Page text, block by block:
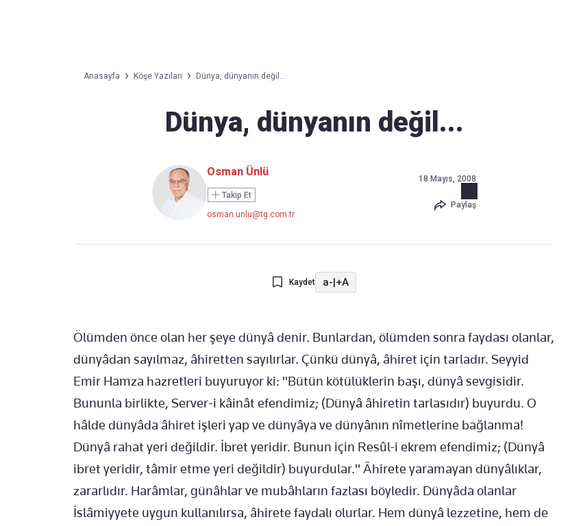
Anasayfa Köşe Yazıları Dünya, dünyanın değil...
Dünya, dünyanın değil...
Osman Ünlü
Takip Et
osman.unlu@tg.com.tr
18 Mayıs, 2008
Paylaş
Kaydet a-|+A
Ölümden önce olan her şeye dünyâ denir. Bunlardan, ölümden sonra faydası olanlar,
dünyâdan sayılmaz, âhiretten sayılırlar. Çünkü dünyâ, âhiret için tarladır. Seyyid
Emir Hamza hazretleri buyuruyor ki: "Bütün kötülüklerin başı, dünyâ sevgisidir.
Bununla birlikte, Server-i kâinât efendimiz; (Dünyâ âhiretin tarlasıdır) buyurdu. O
hâlde dünyâda âhiret işleri yap ve dünyâya ve dünyânın nîmetlerine bağlanma!
Dünyâ rahat yeri değildir. İbret yeridir. Bunun için Resûl-i ekrem efendimiz; (Dünyâ
ibret yeridir, tâmir etme yeri değildir) buyurdular." Âhirete yaramayan dünyâlıklar,
zararlıdır. Harâmlar, günâhlar ve mubâhların fazlası böyledir. Dünyâda olanlar
İslâmiyyete uygun kullanılırsa, âhirete faydalı olurlar. Hem dünyâ lezzetine, hem de